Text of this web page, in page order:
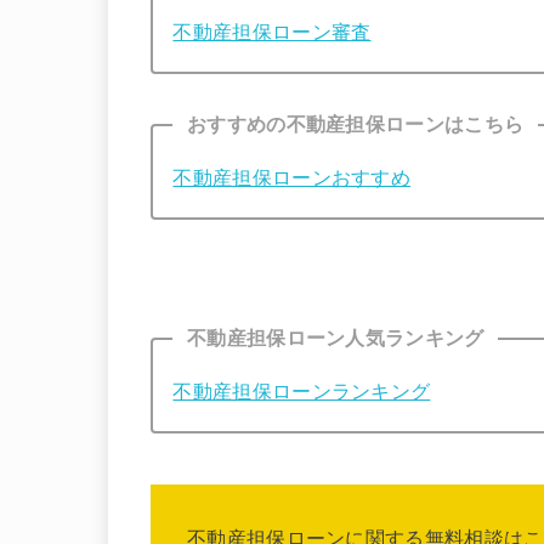
不動産担保ローン審査
おすすめの不動産担保ローンはこちら
不動産担保ローンおすすめ
不動産担保ローン人気ランキング
不動産担保ローンランキング
不動産担保ローンに関する無料相談は